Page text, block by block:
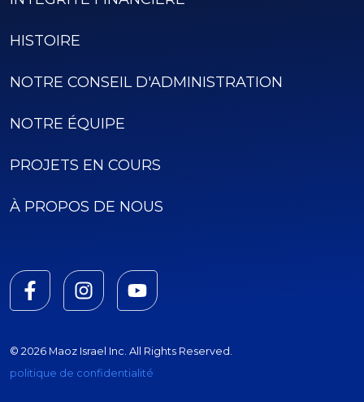
HISTOIRE
NOTRE CONSEIL D'ADMINISTRATION
NOTRE ÉQUIPE
PROJETS EN COURS
À PROPOS DE NOUS
© 2026 Maoz Israel Inc. All Rights Reserved.
politique de confidentialité